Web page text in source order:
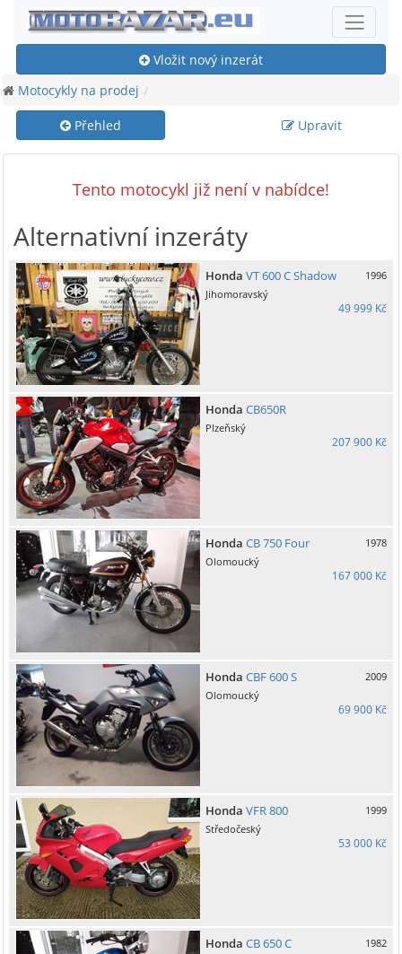
Vložit nový inzerát
Motocykly na prodej
Přehled Upravit
Tento motocykl již není v nabídce!
Alternativní inzeráty
Honda VT 600 C Shadow
1996
Jihomoravský
49 999 Kč
Honda CB650R
Plzeňský
207 900 Kč
Honda CB 750 Four
1978
Olomoucký
167 000 Kč
Honda CBF 600 S
2009
Olomoucký
69 900 Kč
Honda VFR 800
1999
Středočeský
53 000 Kč
Honda CB 650 C
1982